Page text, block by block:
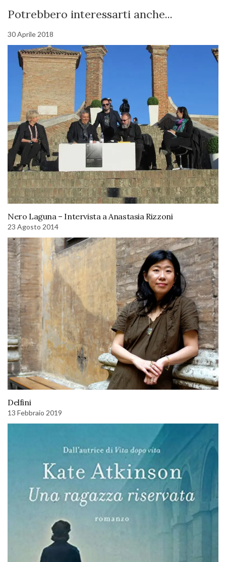
Potrebbero interessarti anche...
30 Aprile 2018
Nero Laguna – Intervista a Anastasia Rizzoni
23 Agosto 2014
Delfini
13 Febbraio 2019